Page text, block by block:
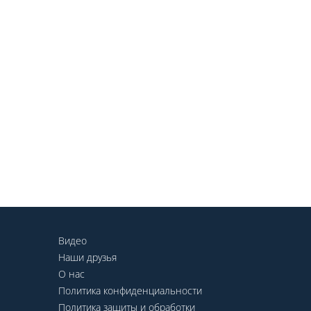
Видео
Наши друзья
О нас
Политика конфиденциальности
Политика защиты и обработки